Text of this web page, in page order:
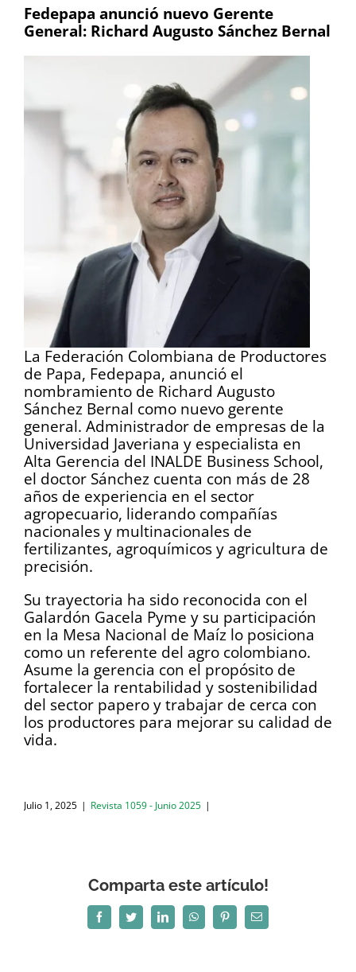
Fedepapa anunció nuevo Gerente
General: Richard Augusto Sánchez Bernal
La Federación Colombiana de Productores
de Papa, Fedepapa, anunció el
nombramiento de Richard Augusto
Sánchez Bernal como nuevo gerente
general. Administrador de empresas de la
Universidad Javeriana y especialista en
Alta Gerencia del INALDE Business School,
el doctor Sánchez cuenta con más de 28
años de experiencia en el sector
agropecuario, liderando compañías
nacionales y multinacionales de
fertilizantes, agroquímicos y agricultura de
precisión.
Su trayectoria ha sido reconocida con el
Galardón Gacela Pyme y su participación
en la Mesa Nacional de Maíz lo posiciona
como un referente del agro colombiano.
Asume la gerencia con el propósito de
fortalecer la rentabilidad y sostenibilidad
del sector papero y trabajar de cerca con
los productores para mejorar su calidad de
vida.
Julio 1, 2025 | Revista 1059 - Junio 2025 |
Comparta este artículo!
FacebookTwitterLinkedInWhatsAppPinterestCorreo